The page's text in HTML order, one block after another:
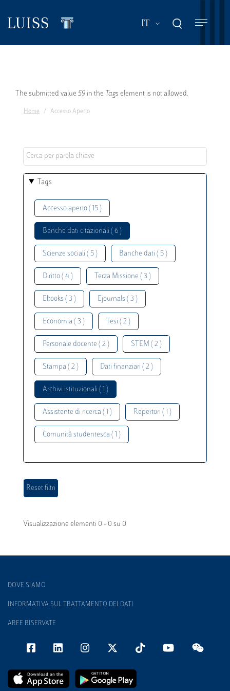
contenuto
IT Mostra ulteriori
Messaggio
di
The submitted value 59 in the Tags element is not allowed.
Home Accesso Aperto
Tags
Accesso aperto ( 15 )
Banche dati citazionali ( 6 )
Scienze sociali ( 5 ) Banche dati ( 5 )
Diritto ( 4 ) Terza Missione ( 3 )
Ebooks ( 3 ) Ejournals ( 3 )
Economia ( 3 ) Tesi ( 2 )
Personale docente ( 2 ) STEM ( 2 )
Stampa ( 2 ) Dati finanziari ( 2 )
Archivi istituzionali ( 1 )
Assistente di ricerca ( 1 ) Repertori ( 1 )
Comunità studentesca ( 1 )
Visualizzazione elementi 0 - 0 su 0
DOVE SIAMO
INFORMATIVA SUL TRATTAMENTO DEI DATI
AREE RISERVATE